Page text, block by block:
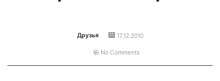
Друзья 17.12.2010
No Comments